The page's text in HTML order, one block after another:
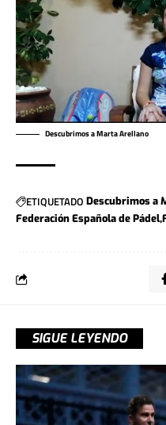
Descubrimos a Marta Arellano
ETIQUETADO Descubrimos a
Federación Española de Pádel
SIGUE LEYENDO